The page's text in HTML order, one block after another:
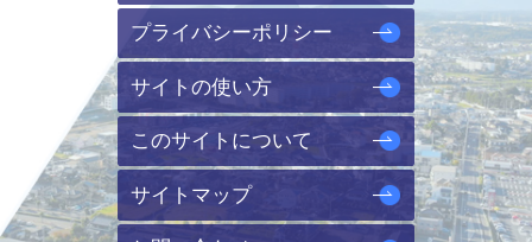
プライバシーポリシー
サイトの使い方
このサイトについて
サイトマップ